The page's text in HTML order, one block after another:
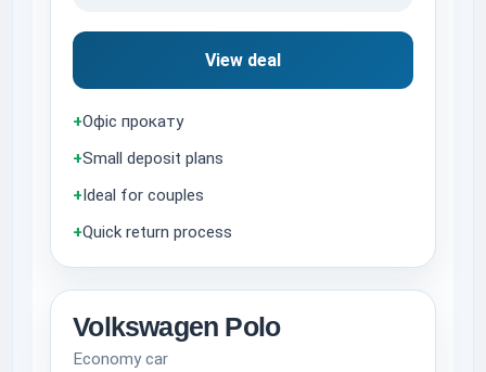
View deal
+Офіс прокату
+Small deposit plans
+Ideal for couples
+Quick return process
Volkswagen Polo
Economy car